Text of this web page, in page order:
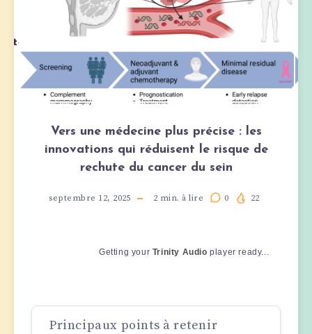
Vers une médecine plus précise : les
innovations qui réduisent le risque de
rechute du cancer du sein
septembre 12, 2025 2 min. à lire 0 22
Getting your Trinity Audio player ready...
Principaux points à retenir